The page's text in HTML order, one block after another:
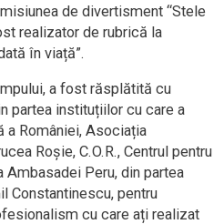
de divertisment “Stele
realizator de rubrică la
în viață”.
a fost răsplătită cu
partea instituțiilor cu care a
a României, Asociația
Roșie, C.O.R., Centrul pentru
Ambasadei Peru, din partea
Constantinescu, pentru
cu care ați realizat